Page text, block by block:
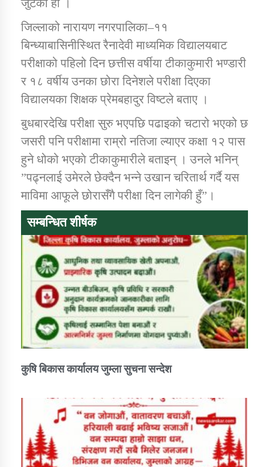
कर्णाली प्रविधि शिक्षालय जुम्लाको सुचना
सामाजिक बिकास कार्यालय जुम्लाकाे सुचना
कार्यक्रम कार्यान्वयन एकाई जुम्लाको सुचना
जुटेको हो ।
जिल्लाको नारायण नगरपालिका–११
बिन्ध्याबासिनीस्थित रैनादेवी माध्यमिक विद्यालयबाट
परीक्षाको पहिलो दिन छत्तीस वर्षीया टीकाकुमारी भण्डारी
र १८ वर्षीय उनका छोरा दिनेशले परीक्षा दिएका
विद्यालयका शिक्षक प्रेमबहादुर विष्टले बताए ।
बुधबारदेखि परीक्षा सुरु भएपछि पढाइको चटारो भएको छ
जसरी पनि परीक्षामा राम्रो नतिजा ल्याएर कक्षा १२ पास
हुने धोको भएकाे टीकाकुमारीले बताइन् । उनले भनिन्
”पढ्नलाई उमेरले छेक्दैन भन्ने उखान चरितार्थ गर्दै यस
माविमा आफूले छोरासँगै परीक्षा दिन लागेकी हुँ”।
सम्बन्धित शीर्षक
कुषि बिकास कार्यालय जुम्ला सुचना सन्देश